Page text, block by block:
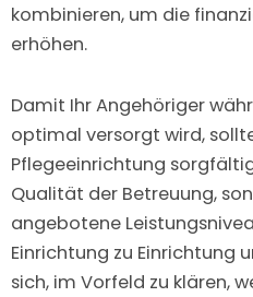
kombinieren, um die
erhöhen.
Damit Ihr Angehöriger
optimal versorgt wird,
Pflegeeinrichtung
Qualität der Betreuung,
angebotene
Einrichtung zu Einrichtung
sich, im Vorfeld zu klären,